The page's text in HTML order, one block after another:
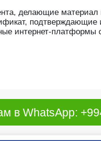
делающие
подтверждающие
интернет-
в WhatsApp: